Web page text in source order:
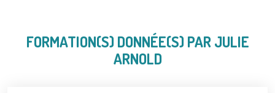
FORMATION(S) DONNÉE(S) PAR JULIE
ARNOLD